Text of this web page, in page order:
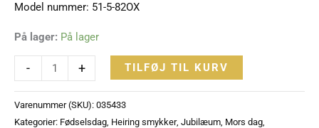
Model nummer: 51-5-82OX
På lager: På lager
-
5-
82OX
+ TILFØJ TIL KURV
Varenummer (SKU): 035433
Kategorier: Fødselsdag Heiring smykker, Jubilæum Mors dag